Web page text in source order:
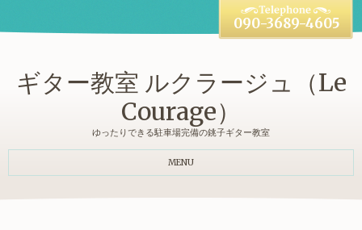
ギター教室 ルクラージュ（Le
Courage）
ゆったりできる駐車場完備の銚子ギター教室
090-3689-4605
MENU